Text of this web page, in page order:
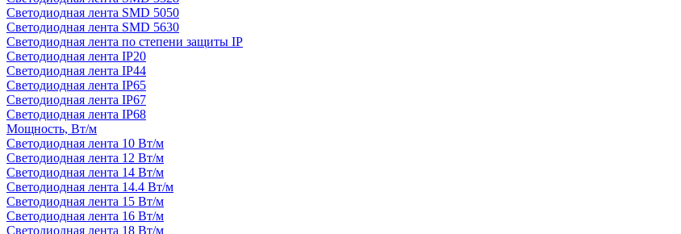
Светодиодная лента SMD 5050
Светодиодная лента SMD 5630
Светодиодная лента по степени защиты IP
Светодиодная лента IP20
Светодиодная лента IP44
Светодиодная лента IP65
Светодиодная лента IP67
Светодиодная лента IP68
Мощность, Вт/м
Светодиодная лента 10 Вт/м
Светодиодная лента 12 Вт/м
Светодиодная лента 14 Вт/м
Светодиодная лента 14.4 Вт/м
Светодиодная лента 15 Вт/м
Светодиодная лента 16 Вт/м
Светодиодная лента 18 Вт/м